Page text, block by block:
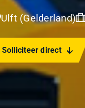
Ulft (Gelderland)
Solliciteer direct